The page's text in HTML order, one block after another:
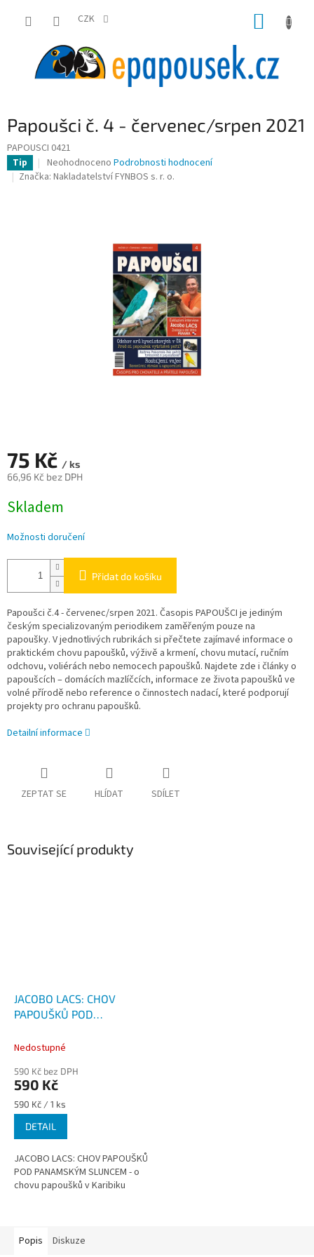
CZK
Papoušci č. 4 - červenec/srpen 2021
PAPOUSCI 0421
Tip
Průměrné
hodnocení
Neohodnoceno Podrobnosti hodnocení
Značka: Nakladatelství FYNBOS s. r. o.
75 Kč / ks
66,96 Kč bez DPH
cena:
Skladem
Možnosti doručení
Přidat do košíku
Papoušci č.4 - červenec/srpen 2021. Časopis PAPOUŠCI je jediným
českým specializovaným periodikem zaměřeným pouze na
papoušky. V jednotlivých rubrikách si přečtete zajímavé informace o
praktickém chovu papoušků, výživě a krmení, chovu mutací, ručním
odchovu, voliérách nebo nemocech papoušků. Najdete zde i články o
papoušcích – domácích mazlíčcích, informace ze života papoušků ve
volné přírodě nebo reference o činnostech nadací, které podporují
projekty pro ochranu papoušků.
Detailní informace
ZEPTAT SE HLÍDAT SDÍLET
Související produkty
JACOBO LACS: CHOV
PAPOUŠKŮ POD
Alena Winner
Nedostupné
590 Kč bez DPH
590 Kč
Měrná
cena:
590 Kč / 1 ks
DETAIL
JACOBO LACS: CHOV PAPOUŠKŮ
POD PANAMSKÝM SLUNCEM - o
chovu papoušků v Karibiku
Popis Diskuze